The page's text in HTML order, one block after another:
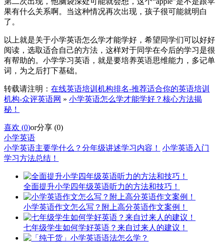
果有什么关系啊。当这种情况再次出现，孩子很可能就明白
了。
以上就是关于小学英语怎么学才能学好，希望同学们可以好好
阅读，选取适合自己的方法，这样对于同学在今后的学习是很
有帮助的。小学学习英语，就是要培养英语思维能力，多记单
词，为之后打下基础。
转载请注明： 在线英语培训机构排名-推荐适合你的英语培训
机构-众评英语网 » 小学英语怎么学才能学好？核心方法揭
秘！
喜欢 (0)or分享 (0)
小学英语
小学英语主要学什么？分年级讲述学习内容！
小学英语入门
学习方法总结！
全面提升小学四年级英语听力的方法和技巧！
小学英语作文怎么写？附上高分英语作文案例！
七年级学生如何学好英语？来自过来人的建议！